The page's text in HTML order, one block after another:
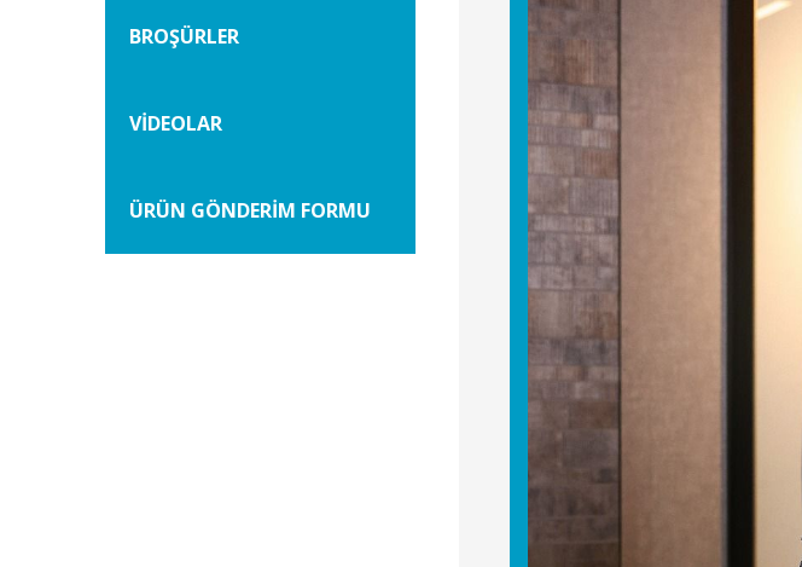
BROŞÜRLER
VİDEOLAR
ÜRÜN GÖNDERİM FORMU